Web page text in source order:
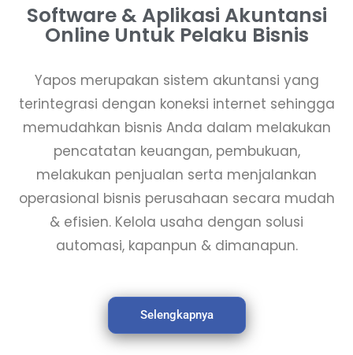
Software & Aplikasi Akuntansi
Online Untuk Pelaku Bisnis​
Yapos merupakan sistem akuntansi yang
terintegrasi dengan koneksi internet sehingga
memudahkan bisnis Anda dalam melakukan
pencatatan keuangan, pembukuan,
melakukan penjualan serta menjalankan
operasional bisnis perusahaan secara mudah
& efisien. Kelola usaha dengan solusi
automasi, kapanpun & dimanapun.
Selengkapnya